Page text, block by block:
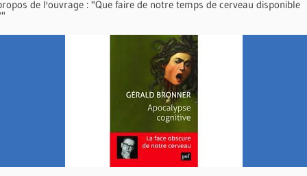
de l'ouvrage : "Que faire de notre temps de cerveau disponible